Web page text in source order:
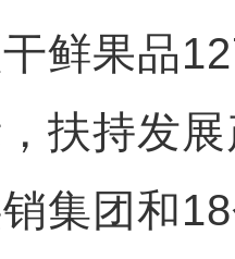
鲜果品
扶持发
集团和